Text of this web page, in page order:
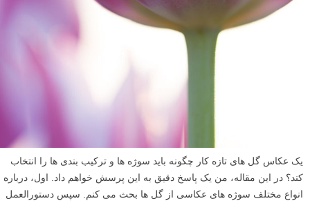
یک عکاس گل های تازه کار چگونه باید سوژه ها و ترکیب بندی ها را انتخاب
کند؟ در این مقاله، من یک پاسخ دقیق به این پرسش خواهم داد. اول، درباره
انواع مختلف سوژه های عکاسی از گل ها بحث می کنم. سپس دستورالعمل